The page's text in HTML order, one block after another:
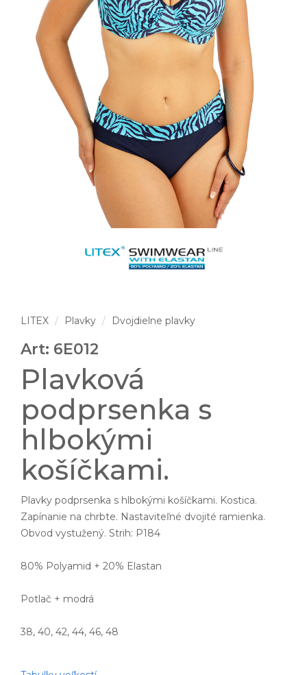
LITEX Plavky Dvojdielne plavky
Art: 6E012
Plavková
podprsenka s
hlbokými
košíčkami.
Plavky podprsenka s hlbokými košíčkami. Kostica.
Zapínanie na chrbte. Nastaviteľné dvojité ramienka.
Obvod vystužený. Strih: P184
80% Polyamid + 20% Elastan
Potlač + modrá
38, 40, 42, 44, 46, 48